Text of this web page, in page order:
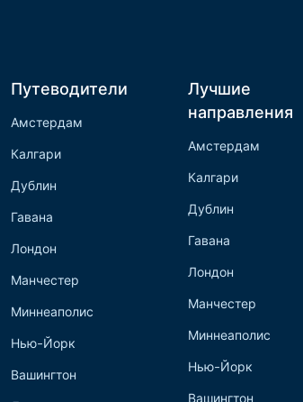
Путеводители
Амстердам
Калгари
Дублин
Гавана
Лондон
Манчестер
Миннеаполис
Нью-Йорк
Вашингтон
Лучшие
направления
Амстердам
Калгари
Дублин
Гавана
Лондон
Манчестер
Миннеаполис
Нью-Йорк
Вашингтон